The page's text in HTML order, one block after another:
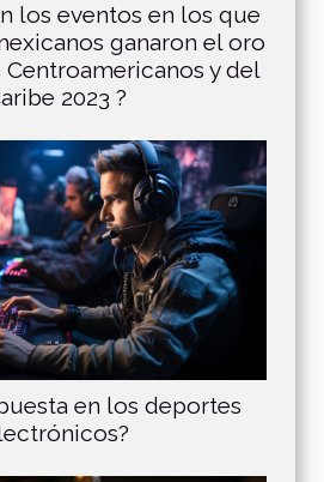
los eventos en los que
ganaron el oro
y del
2023 ?
en los deportes